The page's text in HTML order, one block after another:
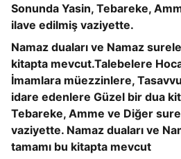
Sonunda Yasin, Tebareke,
ilave edilmiş vaziyette.
Namaz duaları ve Namaz
kitapta mevcut.Talebelere
İmamlara müezzinlere,
idare edenlere Güzel bir dua
Tebareke, Amme ve Diğer
vaziyette. Namaz duaları ve
tamamı bu kitapta mevcut